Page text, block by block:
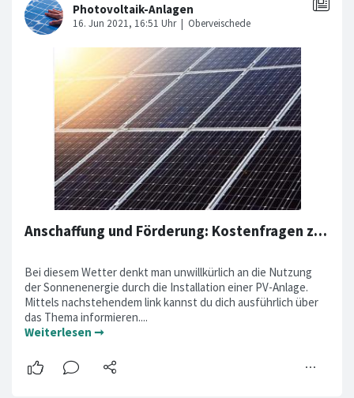
Anschaffung und Förderung: Kostenfragen zu "Sonne im Tank"
Bei diesem Wetter denkt man unwillkürlich an die Nutzung
der Sonnenenergie durch die Installation einer PV-Anlage.
Mittels nachstehendem link kannst du dich ausführlich über
das Thema informieren....
Weiterlesen ➞